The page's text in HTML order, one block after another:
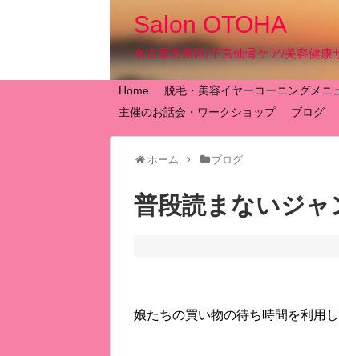
Salon OTOHA
名古屋市東区/子宮仙骨ケア/美容健康
Home 脱毛・美容イヤーコーニングメニ
主催のお話会・ワークショップ
ブログ
ホーム ブログ
普段読まないジ
娘たちの買い物の待ち時間を利用